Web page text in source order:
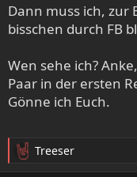
Dann muss ich, zur
bisschen durch FB
Wen sehe ich?
Paar in der ersten
Gönne ich Euch.
R
e
Treeser